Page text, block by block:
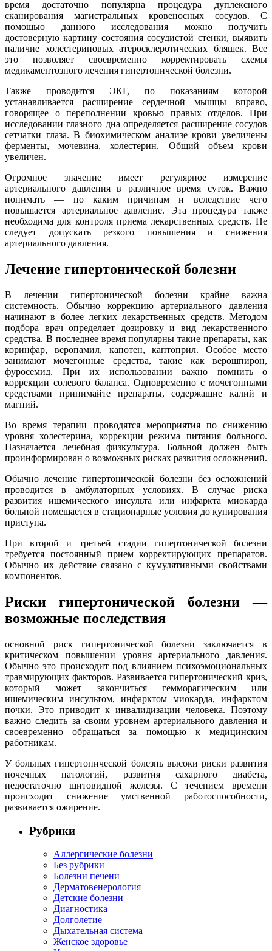
время достаточно популярна процедура дуплексного
сканирования магистральных кровеносных сосудов. С
помощью данного исследования можно получить
достоверную картину состояния сосудистой стенки, выявить
наличие холестериновых атеросклеротических бляшек. Все
это позволяет своевременно корректировать схемы
медикаментозного лечения гипертонической болезни.
Также проводится ЭКГ, по показаниям которой
устанавливается расширение сердечной мышцы вправо,
говорящее о переполнении кровью правых отделов. При
исследовании глазного дна определяется расширение сосудов
сетчатки глаза. В биохимическом анализе крови увеличены
ферменты, мочевина, холестерин. Общий объем крови
увеличен.
Огромное значение имеет регулярное измерение
артериального давления в различное время суток. Важно
понимать — по каким причинам и вследствие чего
повышается артериальное давление. Эта процедура также
необходима для контроля приема лекарственных средств. Не
следует допускать резкого повышения и снижения
артериального давления.
Лечение гипертонической болезни
В лечении гипертонической болезни крайне важна
системность. Обычно коррекцию артериального давления
начинают в более легких лекарственных средств. Методом
подбора врач определяет дозировку и вид лекарственного
средства. В последнее время популярны такие препараты, как
коринфар, веропамил, капотен, каптоприл. Особое место
занимают мочегонные средства, такие как верошпирон,
фуросемид. При их использовании важно помнить о
коррекции солевого баланса. Одновременно с мочегонными
средствами принимайте препараты, содержащие калий и
магний.
Во время терапии проводятся мероприятия по снижению
уровня холестерина, коррекции режима питания больного.
Назначается лечебная физкультура. Больной должен быть
проинформирован о возможных рисках развития осложнений.
Обычно лечение гипертонической болезни без осложнений
проводится в амбулаторных условиях. В случае риска
развития ишемического инсульта или инфаркта миокарда
больной помещается в стационарные условия до купирования
приступа.
При второй и третьей стадии гипертонической болезни
требуется постоянный прием корректирующих препаратов.
Обычно их действие связано с кумулятивными свойствами
компонентов.
Риски гипертонической болезни —
возможные последствия
основной риск гипертонической болезни заключается в
критическом повышении уровня артериального давления.
Обычно это происходит под влиянием психоэмоциональных
травмирующих факторов. Развивается гипертонический криз,
который может закончиться гемморагическим или
ишемическим инсультом, инфарктом миокарда, инфарктом
почки. Это приводит к инвалидизации человека. Поэтому
важно следить за своим уровнем артериального давления и
своевременно обращаться за помощью к медицинским
работникам.
У больных гипертонической болезнь высоки риски развития
почечных патологий, развития сахарного диабета,
недостаточно щитовидной железы. С течением времени
происходит снижение умственной работоспособности,
развивается ожирение.
Рубрики
Аллергические болезни
Без рубрики
Болезни печени
Дерматовенерология
Детские болезни
Диагностика
Долголетие
Дыхательная система
Женское здоровье